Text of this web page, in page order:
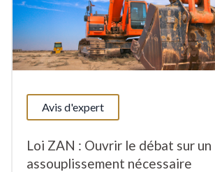
Avis d'expert
Loi ZAN : Ouvrir le débat sur un
assouplissement nécessaire